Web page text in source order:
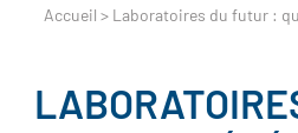
Accueil > Laboratoires du futur :